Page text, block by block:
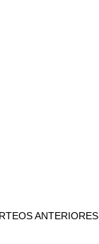
ANTERIORES